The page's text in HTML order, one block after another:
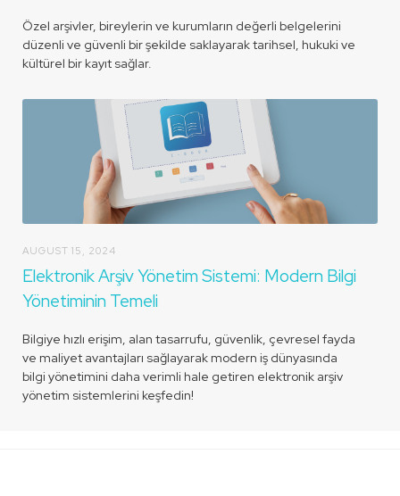
Özel arşivler, bireylerin ve kurumların değerli belgelerini
düzenli ve güvenli bir şekilde saklayarak tarihsel, hukuki ve
kültürel bir kayıt sağlar.
AUGUST 15, 2024
Elektronik Arşiv Yönetim Sistemi: Modern Bilgi
Yönetiminin Temeli
Bilgiye hızlı erişim, alan tasarrufu, güvenlik, çevresel fayda
ve maliyet avantajları sağlayarak modern iş dünyasında
bilgi yönetimini daha verimli hale getiren elektronik arşiv
yönetim sistemlerini keşfedin!